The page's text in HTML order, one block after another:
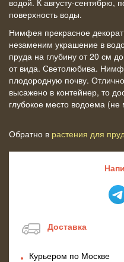
поверхность воды.
Нимфея прекрасное
незаменим украшение в
пруда на глубину от 20 см
от вида. Светолюбива.
плодородную почву.
высажено в контейнер, то
глубокое место водоема
Обратно в растения для
Доставка
Курьером по Москве